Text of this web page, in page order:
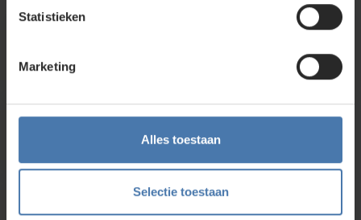
Statistieken
Marketing
Alles toestaan
Selectie toestaan
Onze showroom